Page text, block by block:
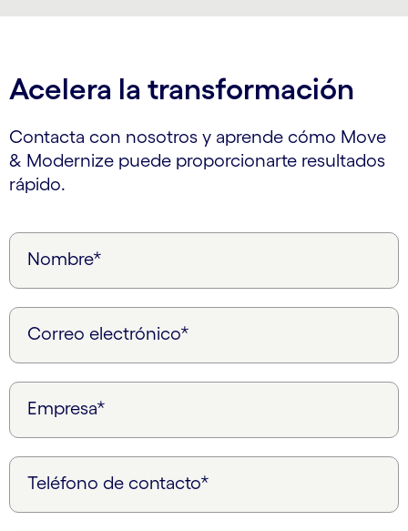
Acelera la transformación
Contacta con nosotros y aprende cómo Move
& Modernize puede proporcionarte resultados
rápido.
Nombre*
Correo electrónico*
Empresa*
Teléfono de contacto*